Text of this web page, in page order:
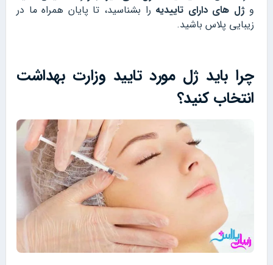
و ژل های دارای تاییدیه را بشناسید، تا پایان همراه ما در
زیبایی پلاس باشید.
چرا باید ژل مورد تایید وزارت بهداشت
انتخاب کنید؟